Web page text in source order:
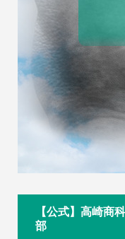
【公式】高崎商
部